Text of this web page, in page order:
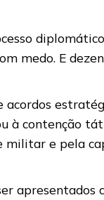
medo. E
acordos
à contenção
militar e pela
apresentados